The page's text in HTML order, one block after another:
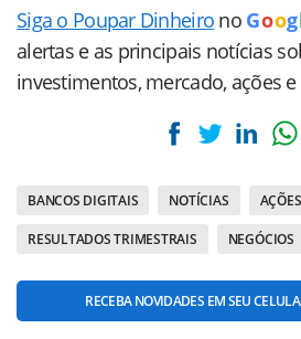
Siga o Poupar Dinheiro no Goog l
alertas e as principais notícias
investimentos, mercado, ações
BANCOS DIGITAIS NOTÍCIAS AÇÕES
RESULTADOS TRIMESTRAIS NEGÓCIOS
RECEBA NOVIDADES EM SEU